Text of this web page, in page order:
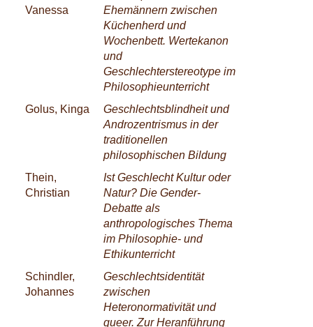
Vanessa
Ehemännern zwischen
Küchenherd und
Wochenbett. Wertekanon
und
Geschlechterstereotype im
Philosophieunterricht
Golus, Kinga
Geschlechtsblindheit und
Androzentrismus in der
traditionellen
philosophischen Bildung
Thein,
Christian
Ist Geschlecht Kultur oder
Natur? Die Gender-
Debatte als
anthropologisches Thema
im Philosophie- und
Ethikunterricht
Schindler,
Johannes
Geschlechtsidentität
zwischen
Heteronormativität und
queer. Zur Heranführung